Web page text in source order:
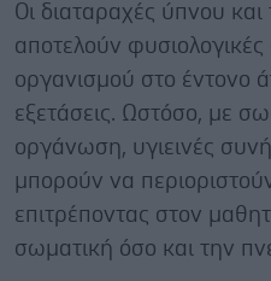
Οι διαταραχές ύπνου
αποτελούν φυσιολογικές
οργανισμού στο έντονο
εξετάσεις. Ωστόσο, με
οργάνωση, υγιεινές
μπορούν να
επιτρέποντας στον
σωματική όσο και την